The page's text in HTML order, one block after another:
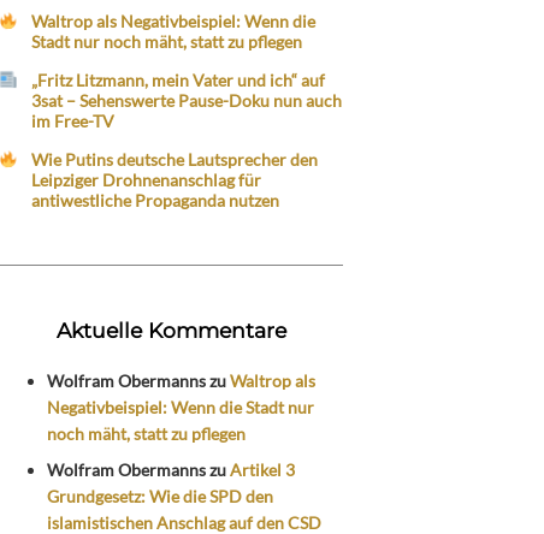
Waltrop als Negativbeispiel: Wenn die
Stadt nur noch mäht, statt zu pflegen
„Fritz Litzmann, mein Vater und ich“ auf
3sat – Sehenswerte Pause-Doku nun auch
im Free-TV
Wie Putins deutsche Lautsprecher den
Leipziger Drohnenanschlag für
antiwestliche Propaganda nutzen
Aktuelle Kommentare
Wolfram ObermannszuWaltrop als
Negativbeispiel: Wenn die Stadt nur
noch mäht, statt zu pflegen
Wolfram ObermannszuArtikel 3
Grundgesetz: Wie die SPD den
islamistischen Anschlag auf den CSD